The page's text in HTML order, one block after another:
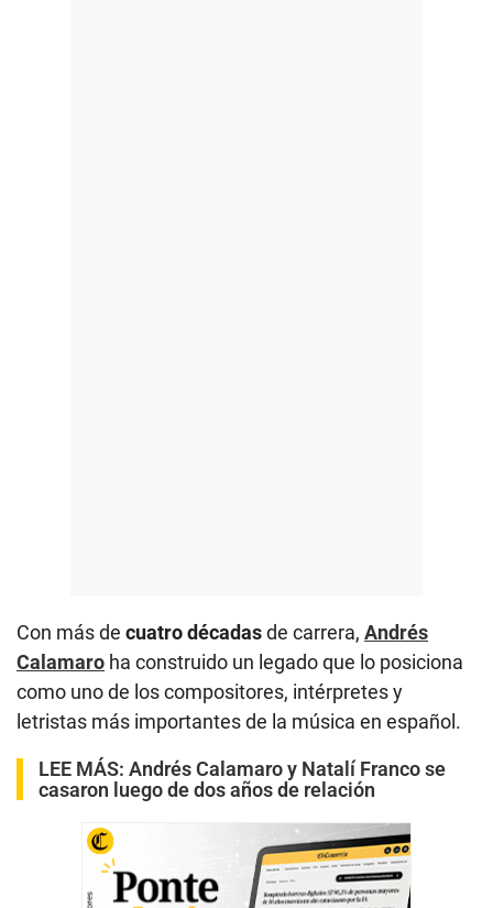
Con más de cuatro décadasde carrera, Andrés
Calamaro ha construido un legado que lo posiciona
como uno de los compositores, intérpretes y
letristas más importantes de la música en español.
LEE MÁS: Andrés Calamaro y Natalí Franco se
casaron luego de dos años de relación